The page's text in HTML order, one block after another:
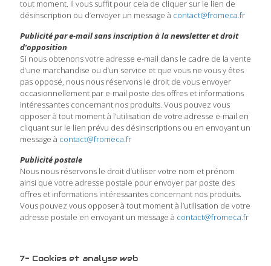
tout moment. Il vous suffit pour cela de cliquer sur le lien de
désinscription ou d’envoyer un message à contact@fromeca.fr
Publicité par e-mail sans inscription à la newsletter et droit
d’opposition
Si nous obtenons votre adresse e-mail dans le cadre de la vente
d’une marchandise ou d’un service et que vous ne vous y êtes
pas opposé, nous nous réservons le droit de vous envoyer
occasionnellement par e-mail poste des offres et informations
intéressantes concernant nos produits. Vous pouvez vous
opposer à tout moment à l’utilisation de votre adresse e-mail en
cliquant sur le lien prévu des désinscriptions ou en envoyant un
message à contact@fromeca.fr
Publicité postale
Nous nous réservons le droit d’utiliser votre nom et prénom
ainsi que votre adresse postale pour envoyer par poste des
offres et informations intéressantes concernant nos produits.
Vous pouvez vous opposer à tout moment à l’utilisation de votre
adresse postale en envoyant un message à contact@fromeca.fr
7- Cookies et analyse web